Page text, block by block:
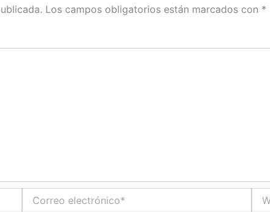
Los campos obligatorios están marcados con *
electrónico*